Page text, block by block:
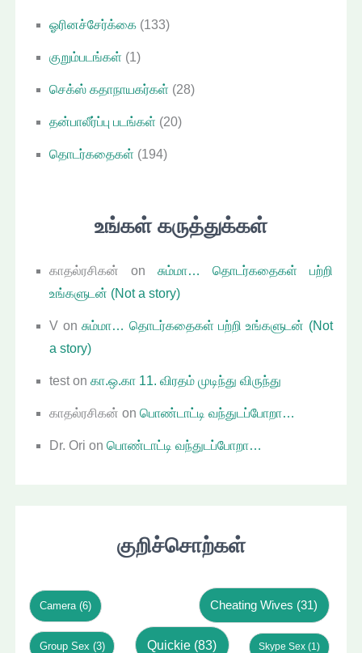
ஓரினச்சேர்க்கை (133)
குறும்படங்கள் (1)
செக்ஸ் கதாநாயகர்கள் (28)
தன்பாலீர்ப்பு படங்கள் (20)
தொடர்கதைகள் (194)
உங்கள் கருத்துக்கள்
காதல்ரசிகன் on சும்மா… தொடர்கதைகள் பற்றி
உங்களுடன் (Not a story)
V onசும்மா… தொடர்கதைகள் பற்றி உங்களுடன் (Not
a story)
testonகா.ஒ.கா 11. விரதம் முடிந்து விருந்து
காதல்ரசிகன் onபொண்டாட்டி வந்துடப்போறா…
Dr. Ori onபொண்டாட்டி வந்துடப்போறா…
குறிச்சொற்கள்
Camera(6) Cheating Wives (31)
Group Sex (3) Quickie (83) Skype Sex (1)